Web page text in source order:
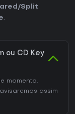
Split
.
ou CD Key
momento.
assim